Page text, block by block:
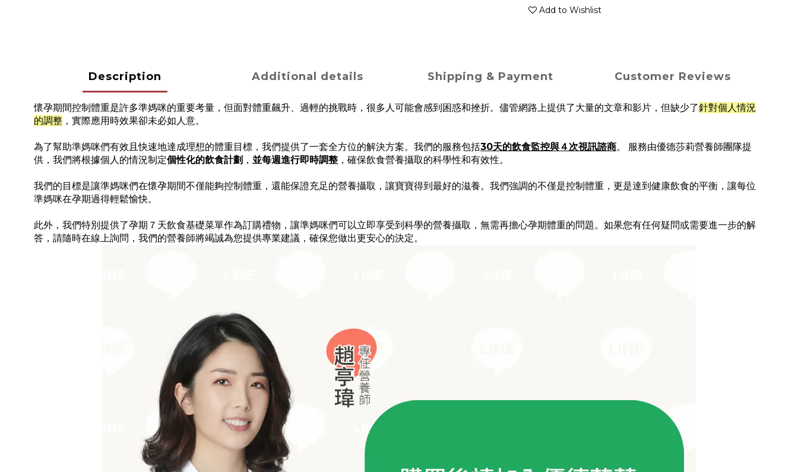
Add to Wishlist
Description Additional details Shipping & Payment Customer Reviews
懷孕期間控制體重是許多準媽咪的重要考量，但面對體重飆升、過輕的挑戰時，很多人可能會感到困惑和挫折。儘管網路上提供了大量的文章和影片，但缺少了針對個人情況
的調整 ，實際應用時效果卻未必如人意。
為了幫助準媽咪們有效且快速地達成理想的體重目標，我們提供了一套全方位的解決方案。我們的服務包括30天的飲食監控與４次視訊諮商。 服務由優德莎莉營養師團隊提
供，我們將根據個人的情況制定個性化的飲食計劃 ， 並每週進行即時調整 ，確保飲食營養攝取的科學性和有效性。
我們的目標是讓準媽咪們在懷孕期間不僅能夠控制體重，還能保證充足的營養攝取，讓寶寶得到最好的滋養。我們強調的不僅是控制體重，更是達到健康飲食的平衡，讓每位
準媽咪在孕期過得輕鬆愉快。
此外，我們特別提供了孕期７天飲食基礎菜單作為訂購禮物，讓準媽咪們可以立即享受到科學的營養攝取，無需再擔心孕期體重的問題。如果您有任何疑問或需要進一步的解
答，請隨時在線上詢問，我們的營養師將竭誠為您提供專業建議，確保您做出更安心的決定。